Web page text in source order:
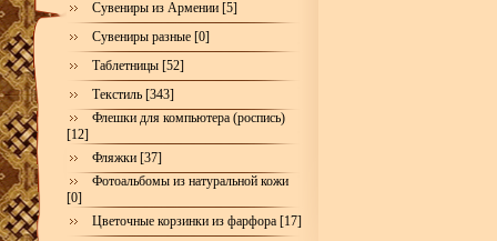
Сувениры из Армении [5]
Сувениры разные [0]
Таблетницы [52]
Текстиль [343]
Флешки для компьютера (роспись)
[12]
Фляжки [37]
Фотоальбомы из натуральной кожи
[0]
Цветочные корзинки из фарфора [17]